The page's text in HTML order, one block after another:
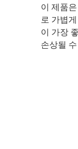
이 제품
로 가볍
이 가장
손상될